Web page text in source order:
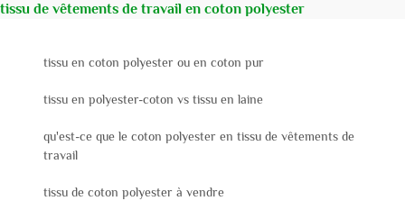
tissu de vêtements de travail en coton polyester
tissu en coton polyester ou en coton pur
tissu en polyester-coton vs tissu en laine
qu'est-ce que le coton polyester en tissu de vêtements de
travail
tissu de coton polyester à vendre